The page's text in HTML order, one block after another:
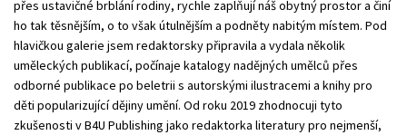
přes ustavičné brblání rodiny, rychle zaplňují náš obytný prostor a činí
ho tak těsnějším, o to však útulnějším a podněty nabitým místem. Pod
hlavičkou galerie jsem redaktorsky připravila a vydala několik
uměleckých publikací, počínaje katalogy nadějných umělců přes
odborné publikace po beletrii s autorskými ilustracemi a knihy pro
děti popularizující dějiny umění. Od roku 2019 zhodnocuji tyto
zkušenosti v B4U Publishing jako redaktorka literatury pro nejmenší,